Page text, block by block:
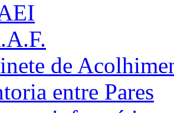
de
entre Pares